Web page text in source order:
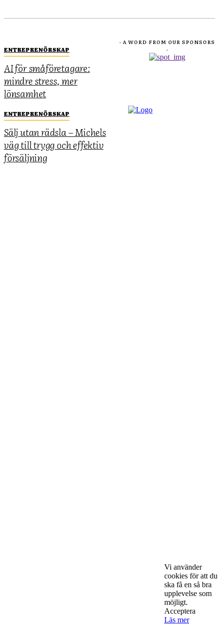
ENTREPRENÖRSKAP
AI för småföretagare:
mindre stress, mer
lönsamhet
ENTREPRENÖRSKAP
Sälj utan rädsla – Michels
väg till trygg och effektiv
försäljning
- A WORD FROM OUR SPONSORS
-
StartUp Media Karlbergs Strand 15, 171 73 Solna. Telefon 08-52
00 59 94 www.startup-media.se info@startaochdriva.se
Vi använder
cookies för att du
ska få en så bra
upplevelse som
möjligt.
Acceptera
Läs mer